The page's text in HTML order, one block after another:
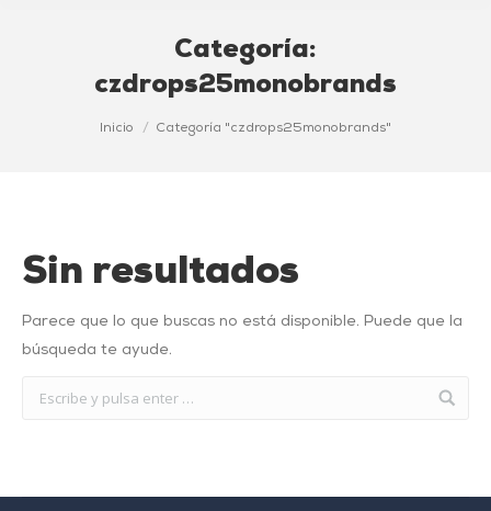
Categoría:
czdrops25monobrands
Estás aquí:Inicio Categoría "czdrops25monobrands"
Sin resultados
Parece que lo que buscas no está disponible. Puede que la
búsqueda te ayude.